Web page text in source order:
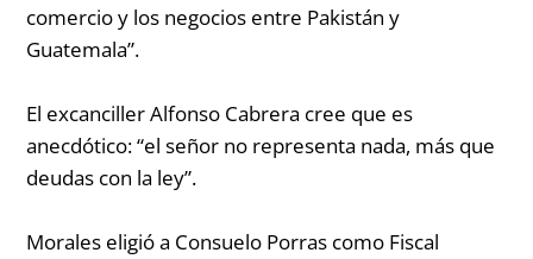
comercio y los negocios entre Pakistán y
Guatemala”.
El excanciller Alfonso Cabrera cree que es
anecdótico:“el señor no representa nada, más que
deudas con la ley”.
Morales eligió a Consuelo Porras como Fiscal